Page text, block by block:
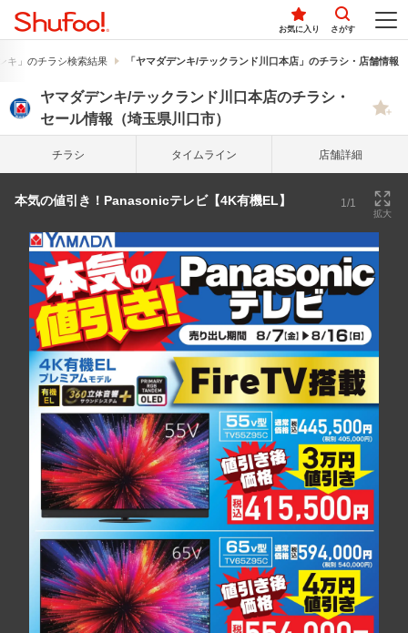
お気に入り さがす
キ」のチラシ検索結果 「ヤマダデンキ/テックランド川口本店」のチラシ・店舗情報
ヤマダデンキ/テックランド川口本店のチラシ・
セール情報（埼玉県川口市）
チラシ タイム ライン 店舗詳細
本気の値引き！Panasonicテレビ【4K有機EL】 1/1
拡大